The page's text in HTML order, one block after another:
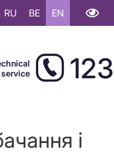
RU BE EN
123
і